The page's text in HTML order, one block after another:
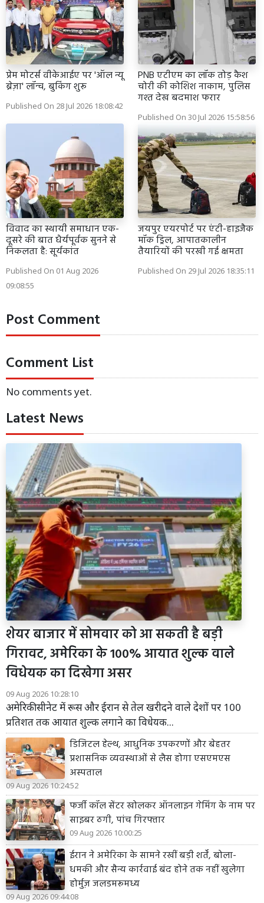
प्रेम मोटर्स वीकेआईए पर 'ऑल न्यू
ब्रेज़ा' लॉन्च, बुकिंग शुरू
Published On 28 Jul 2026 18:08:42
PNB एटीएम का लॉक तोड़ कैश
चोरी की कोशिश नाकाम, पुलिस
गश्त देख बदमाश फरार
Published On 30 Jul 2026 15:58:56
विवाद का स्थायी समाधान एक-
दूसरे की बात धैर्यपूर्वक सुनने से
निकलता है: सूर्यकांत
Published On 01 Aug 2026
09:08:55
जयपुर एयरपोर्ट पर एंटी-हाइजैक
मॉक ड्रिल, आपातकालीन
तैयारियों की परखी गई क्षमता
Published On 29 Jul 2026 18:35:11
Post Comment
Comment List
No comments yet.
Latest News
शेयर बाजार में सोमवार को आ सकती है बड़ी
गिरावट, अमेरिका के 100% आयात शुल्क वाले
विधेयक का दिखेगा असर
09 Aug 2026 10:28:10
अमेरिकी सीनेट में रूस और ईरान से तेल खरीदने वाले देशों पर 100
प्रतिशत तक आयात शुल्क लगाने का विधेयक...
डिजिटल हेल्थ, आधुनिक उपकरणों और बेहतर
प्रशासनिक व्यवस्थाओं से लैस होगा एसएमएस
अस्पताल
09 Aug 2026 10:24:52
फर्जी कॉल सेंटर खोलकर ऑनलाइन गेमिंग के नाम पर
साइबर ठगी, पांच गिरफ्तार
09 Aug 2026 10:00:25
ईरान ने अमेरिका के सामने रखीं बड़ी शर्तें, बोला-
धमकी और सैन्य कार्रवाई बंद होने तक नहीं खुलेगा
होर्मुज़ जलडमरूमध्य
09 Aug 2026 09:44:08